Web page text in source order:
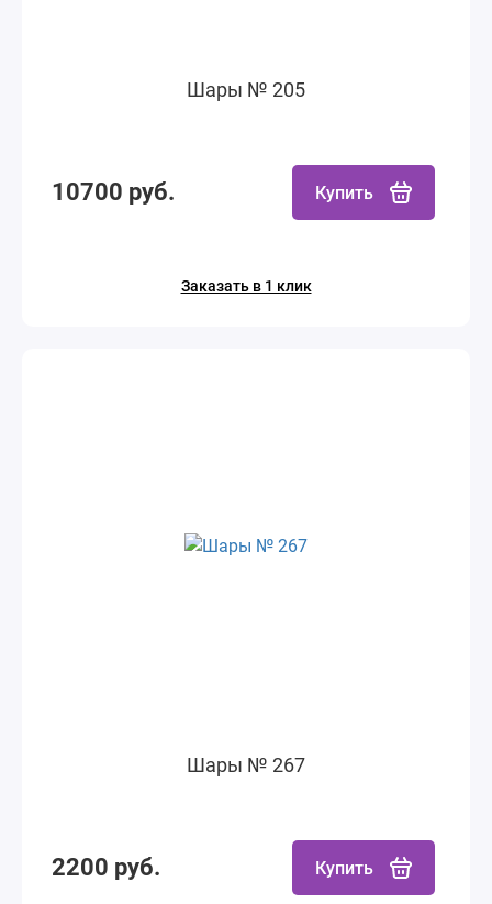
Шары № 205
10700 руб. Купить
Заказать в 1 клик
Шары № 267
2200 руб. Купить